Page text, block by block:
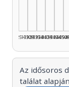
1925–1929
1930–1934
1935–1939
1940–1944
Az idősoros
találat